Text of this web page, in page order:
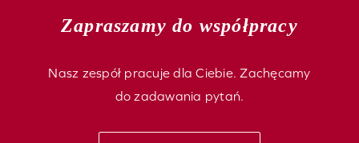
Zapraszamy do współpracy
Nasz zespół pracuje dla Ciebie. Zachęcamy
do zadawania pytań.